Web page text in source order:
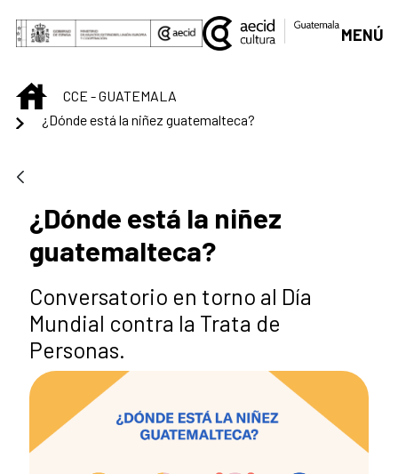
Saut au contenu principal
MENÚ
INICIOCCE - GUATEMALA
¿Dónde está la niñez guatemalteca?
¿Dónde está la niñez
guatemalteca?
Conversatorio en torno al Día
Mundial contra la Trata de
Personas.